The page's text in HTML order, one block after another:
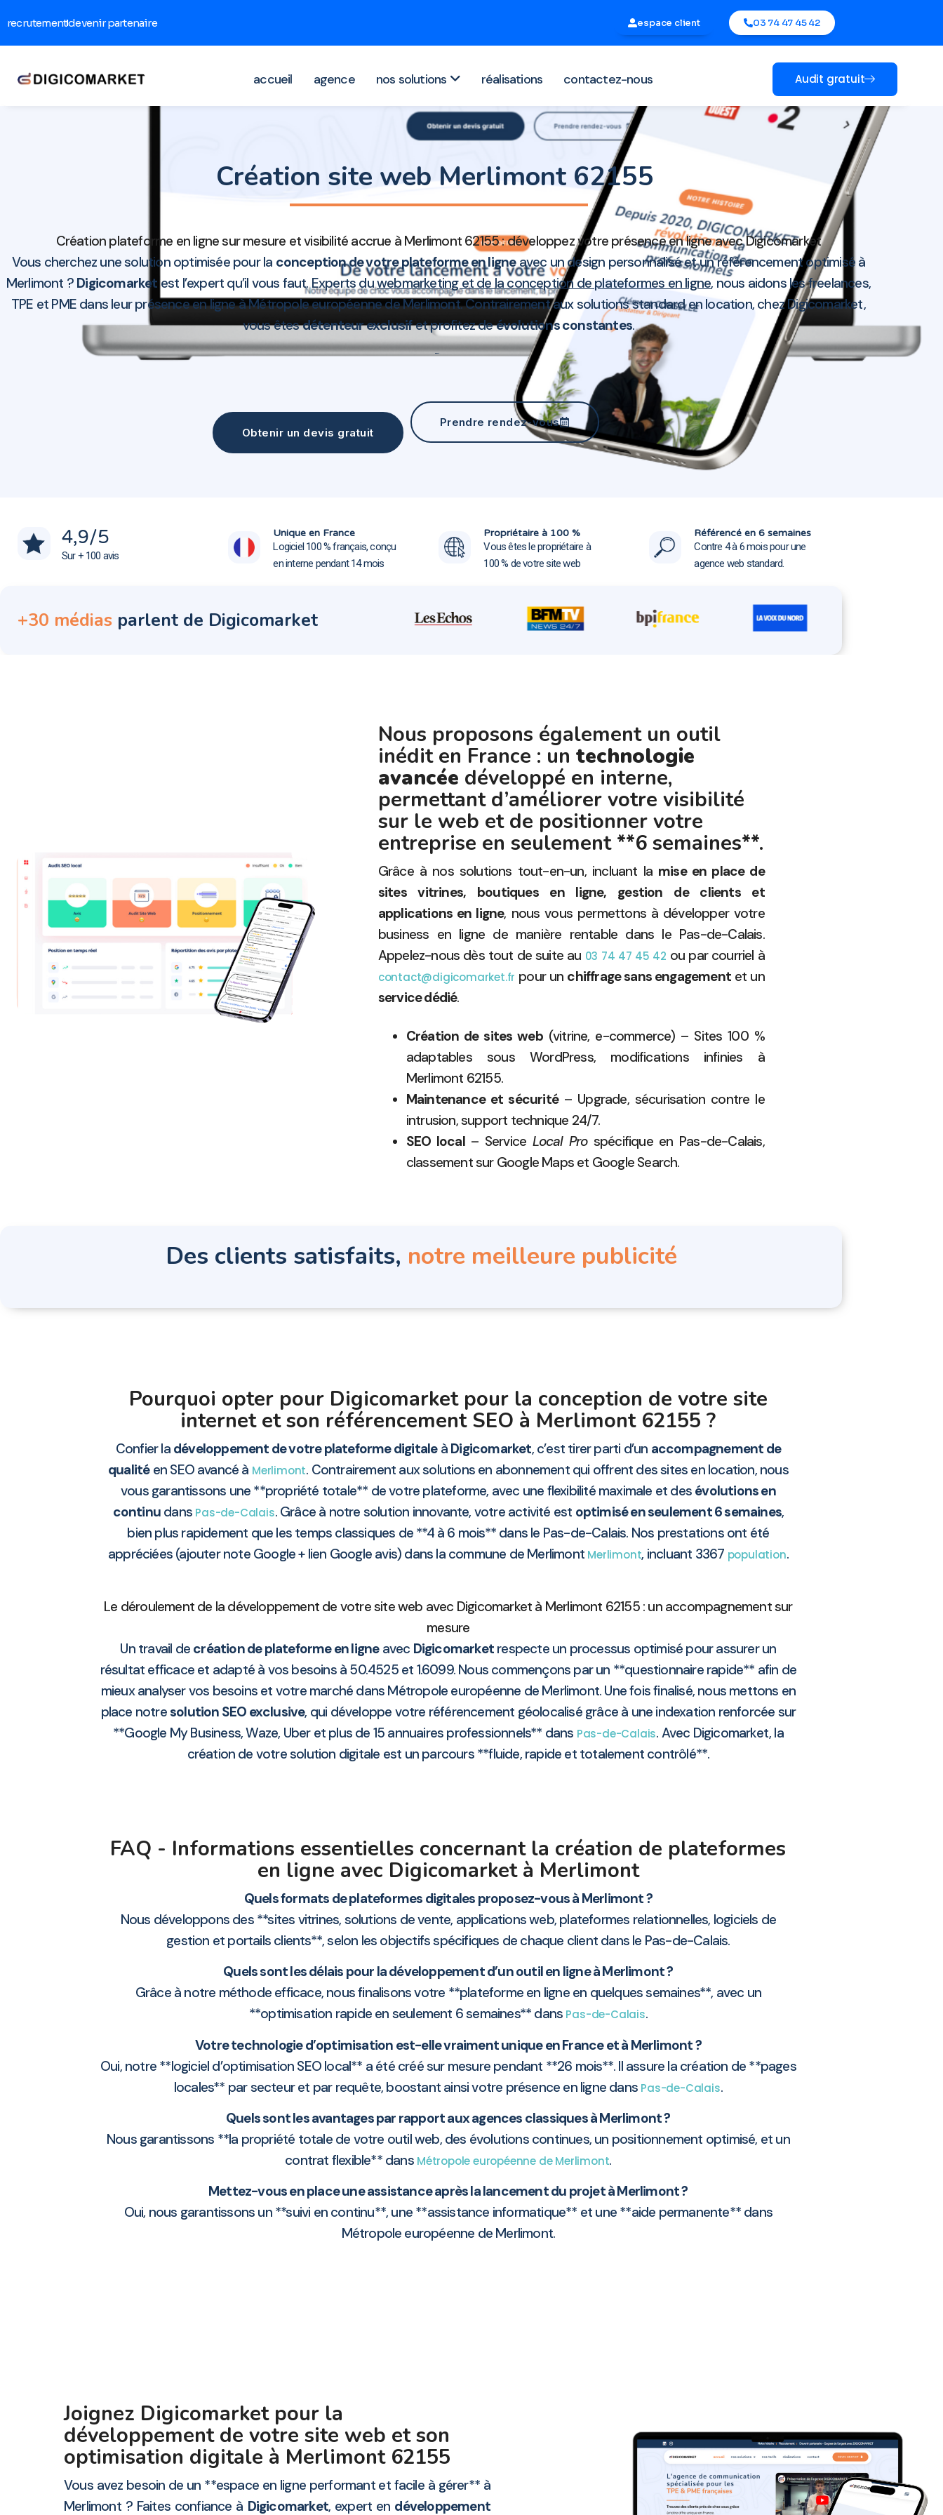
recrutementdevenir partenaire espace client 03 74 47 45 42
accueil agence nos solutions réalisations contactez-nous Audit gratuit
Création site web Merlimont 62155
Création plateforme en ligne sur mesure et visibilité accrue à Merlimont 62155 : développez votre présence en ligne avec Digicomarket
Vous cherchez une solution optimisée pour la conception de votre plateforme en ligneavec un design personnalisé et un référencement optimisé à
Merlimont ? Digicomarket est l’expert qu’il vous faut. Experts duwebmarketing et de la conception de plateformes en ligne, nous aidons les freelances,
TPE et PME dans leur présence en ligne à Métropole européenne de Merlimont. Contrairement aux solutions standard en location, chez Digicomarket,
vous êtesdétenteur exclusifet profitez deévolutions constantes.
Obtenir un devis gratuit
Prendre rendez-vous
4,9/5
Sur + 100 avis
Unique en France
Logiciel 100 % français, conçu
en interne pendant 14 mois
Propriétaire à 100 %
Vous êtes le propriétaire à
100 % de votre site web
Référencé en 6 semaines
Contre 4 à 6 mois pour une
agence web standard.
+30 médias parlent de Digicomarket
Nous proposons également un outil
inédit en France : un technologie
avancée développé en interne,
permettant d’améliorer votre visibilité
sur le web et de positionner votre
entreprise en seulement **6 semaines**.
Grâce à nos solutions tout-en-un, incluant la mise en place de
sites vitrines, boutiques en ligne, gestion de clients et
applications en ligne, nous vous permettons à développer votre
business en ligne de manière rentable dans le Pas-de-Calais.
Appelez-nous dès tout de suite au 03 74 47 45 42 ou par courriel à
contact@digicomarket.fr pour un chiffrage sans engagement et un
service dédié.
Création de sites web(vitrine, e-commerce) – Sites 100 %
adaptables sous WordPress, modifications infinies à
Merlimont 62155.
Maintenance et sécurité– Upgrade, sécurisation contre le
intrusion, support technique 24/7.
SEO local– Service Local Prospécifique en Pas-de-Calais,
classement sur Google Maps et Google Search.
Des clients satisfaits, notre meilleure publicité
Pourquoi opter pour Digicomarket pour la conception de votre site
internet et son référencement SEO à Merlimont 62155 ?
Confier la développement de votre plateforme digitaleà Digicomarket, c’est tirer parti d’un accompagnement de
qualitéen SEO avancé à Merlimont. Contrairement aux solutions en abonnement qui offrent des sites en location, nous
vous garantissons une **propriété totale** de votre plateforme, avec une flexibilité maximale et des évolutions en
continudans Pas-de-Calais. Grâce à notre solution innovante, votre activité est optimisé en seulement 6 semaines,
bien plus rapidement que les temps classiques de **4 à 6 mois** dans le Pas-de-Calais. Nos prestations ont été
appréciées (ajouter note Google + lien Google avis) dans la commune de Merlimont Merlimont, incluant 3367 population.
Le déroulement de la développement de votre site web avec Digicomarket à Merlimont 62155 : un accompagnement sur
mesure
Un travail de création de plateforme en ligneavec Digicomarket respecte un processus optimisé pour assurer un
résultat efficace et adapté à vos besoins à 50.4525 et 1.6099. Nous commençons par un **questionnaire rapide** afin de
mieux analyser vos besoins et votre marché dans Métropole européenne de Merlimont. Une fois finalisé, nous mettons en
place notresolution SEO exclusive, qui développe votre référencement géolocalisé grâce à une indexation renforcée sur
**Google My Business, Waze, Uber et plus de 15 annuaires professionnels** dans Pas-de-Calais. Avec Digicomarket, la
création de votre solution digitale est un parcours **fluide, rapide et totalement contrôlé**.
FAQ - Informations essentielles concernant la création de plateformes
en ligne avec Digicomarket à Merlimont
Quels formats de plateformes digitales proposez-vous à Merlimont ?
Nous développons des **sites vitrines, solutions de vente, applications web, plateformes relationnelles, logiciels de
gestion et portails clients**, selon les objectifs spécifiques de chaque client dans le Pas-de-Calais.
Quels sont les délais pour la développement d’un outil en ligne à Merlimont ?
Grâce à notre méthode efficace, nous finalisons votre **plateforme en ligne en quelques semaines**, avec un
**optimisation rapide en seulement 6 semaines** dans Pas-de-Calais.
Votre technologie d’optimisation est-elle vraiment unique en France et à Merlimont ?
Oui, notre **logiciel d’optimisation SEO local** a été créé sur mesure pendant **26 mois**. Il assure la création de **pages
locales** par secteur et par requête, boostant ainsi votre présence en ligne dans Pas-de-Calais.
Quels sont les avantages par rapport aux agences classiques à Merlimont ?
Nous garantissons **la propriété totale de votre outil web, des évolutions continues, un positionnement optimisé, et un
contrat flexible** dans Métropole européenne de Merlimont.
Mettez-vous en place une assistance après la lancement du projet à Merlimont ?
Oui, nous garantissons un **suivi en continu**, une **assistance informatique** et une **aide permanente** dans
Métropole européenne de Merlimont.
Joignez Digicomarket pour la
développement de votre site web et son
optimisation digitale à Merlimont 62155
Vous avez besoin de un **espace en ligne performant et facile à gérer** à
Merlimont ? Faites confiance à Digicomarket, expert en développement